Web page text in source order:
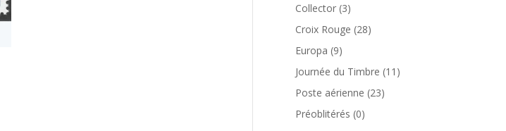
Collector 33
produits
Croix Rouge 2828
Europa 99
produits
Journée du Timbre 11 11
Poste aérienne 2323
Préoblitérés 00